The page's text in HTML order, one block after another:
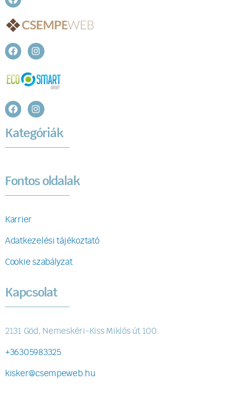
Kategóriák
Fontos oldalak
Karrier
Adatkezelési tájékoztató
Cookie szabályzat
Kapcsolat
2131 Göd, Nemeskéri-Kiss Miklós út 100.
+36305983325
kisker@csempeweb.hu